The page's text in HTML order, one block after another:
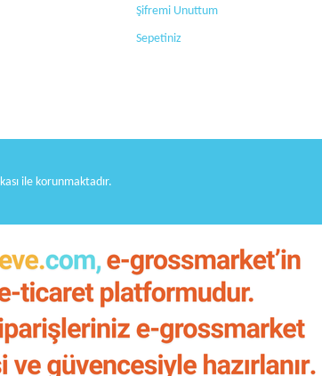
Şifremi Unuttum
Sepetiniz
ile korunmaktadır.